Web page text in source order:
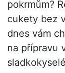
pokrmům?
cukety bez
dnes vám
na přípravu